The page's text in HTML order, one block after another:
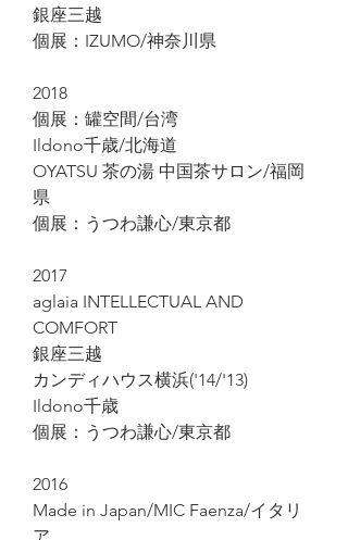
銀座三越
個展：IZUMO/神奈川県
2018
個展：罐空間/台湾
Ildono千歳/北海道
OYATSU 茶の湯 中国茶サロン/福岡
県
個展：うつわ謙心/東京都
2017
aglaia INTELLECTUAL AND
COMFORT
銀座三越
カンディハウス横浜('14/'13)
Ildono千歳
個展：うつわ謙心/東京都
2016
Made in Japan/MIC Faenza/イタリ